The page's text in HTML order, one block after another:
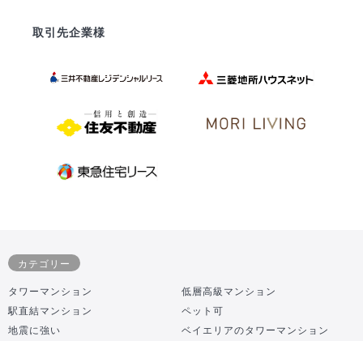
取引先企業様
カテゴリー
タワーマンション
低層高級マンション
駅直結マンション
ペット可
地震に強い
ベイエリアのタワーマンション